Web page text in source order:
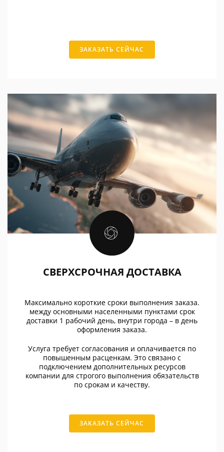
ЗАКАЗАТЬ СЕЙЧАС
СВЕРХСРОЧНАЯ ДОСТАВКА
Максимально короткие сроки выполнения заказа.
между основными населенными пунктами срок
доставки 1 рабочий день, внутри города – в день
оформления заказа.
Услуга требует согласования и оплачивается по
повышенным расценкам. Это связано с
подключением дополнительных ресурсов
компании для строгого выполнения обязательств
по срокам и качеству.
ЗАКАЗАТЬ СЕЙЧАС